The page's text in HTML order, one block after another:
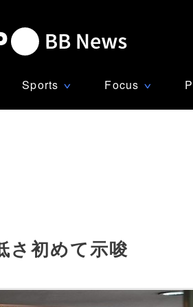
Sports ∨ Focus ∨
さ初めて示唆